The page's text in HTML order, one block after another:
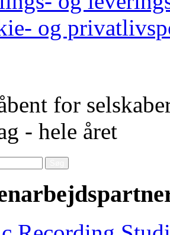
og
for
- hele året